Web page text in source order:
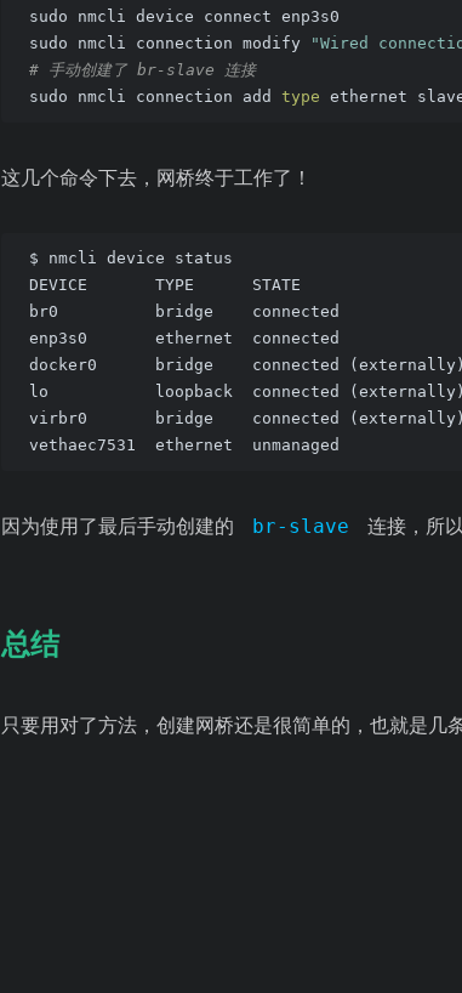
sudo nmcli device connect enp3s0
sudo nmcli connection modify
"Wired
# 手动创建了 br-slave 连接
sudo nmcli connection add type ethernet
这几个命令下去，网桥终于工作了！
$ nmcli device status
DEVICE       TYPE      STATE
br0          bridge    connected
enp3s0       ethernet  connected
docker0      bridge    connected
lo           loopback  connected
virbr0       bridge    connected
vethaec7531  ethernet  unmanaged
因为使用了最后手动创建的 br-slave 连接，所
总结
只要用对了方法，创建网桥还是很简单的，也就是几